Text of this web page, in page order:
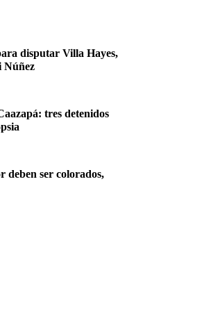
disputar Villa Hayes,
Núñez
tres detenidos
ser colorados,